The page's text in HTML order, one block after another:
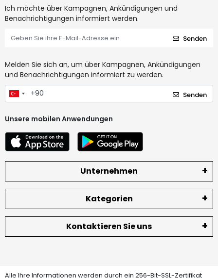
Ich möchte über Kampagnen, Ankündigungen und
Benachrichtigungen informiert werden.
Senden
Melden Sie sich an, um über Kampagnen, Ankündigungen
und Benachrichtigungen informiert zu werden.
Senden
Unsere mobilen Anwendungen
Unternehmen
Kategorien
Kontaktieren Sie uns
Alle Ihre Informationen werden durch ein 256-Bit-SSL-Zertifikat